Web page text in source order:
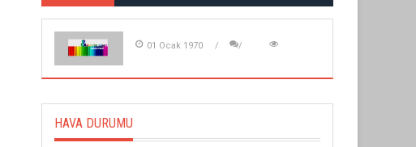
01 Ocak 1970
HAVA DURUMU